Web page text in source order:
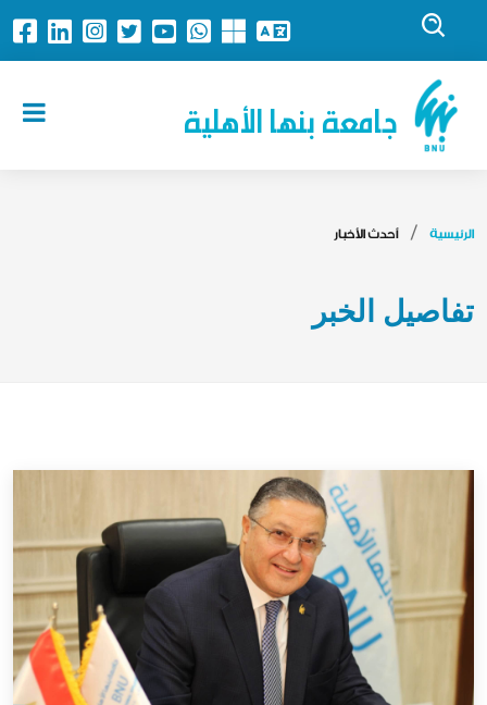
جامعة بنها الأهلية
الرئيسية أحدث الأخبار
تفاصيل الخبر